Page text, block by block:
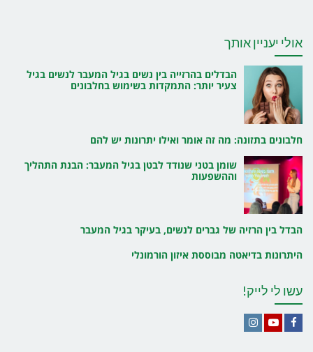
אולי יעניין אותך
הבדלים בהרזייה בין נשים בגיל המעבר לנשים בגיל
צעיר יותר: התמקדות בשימוש בחלבונים
חלבונים בתזונה: מה זה אומר ואילו יתרונות יש להם
שומן בטני שנודד לבטן בגיל המעבר: הבנת התהליך
וההשפעות
הבדל בין הרזיה של גברים לנשים, בעיקר בגיל המעבר
היתרונות בדיאטה מבוססת איזון הורמונלי
עשו לי לייק!